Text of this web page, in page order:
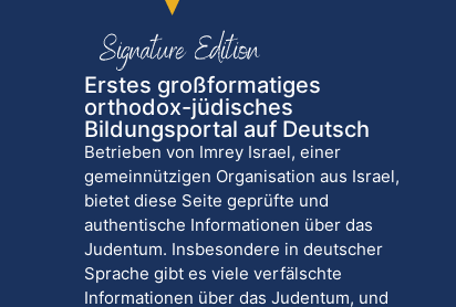
Erstes großformatiges
orthodox-jüdisches
Bildungsportal auf Deutsch
Betrieben von Imrey Israel, einer
gemeinnützigen Organisation aus Israel,
bietet diese Seite geprüfte und
authentische Informationen über das
Judentum. Insbesondere in deutscher
Sprache gibt es viele verfälschte
Informationen über das Judentum, und